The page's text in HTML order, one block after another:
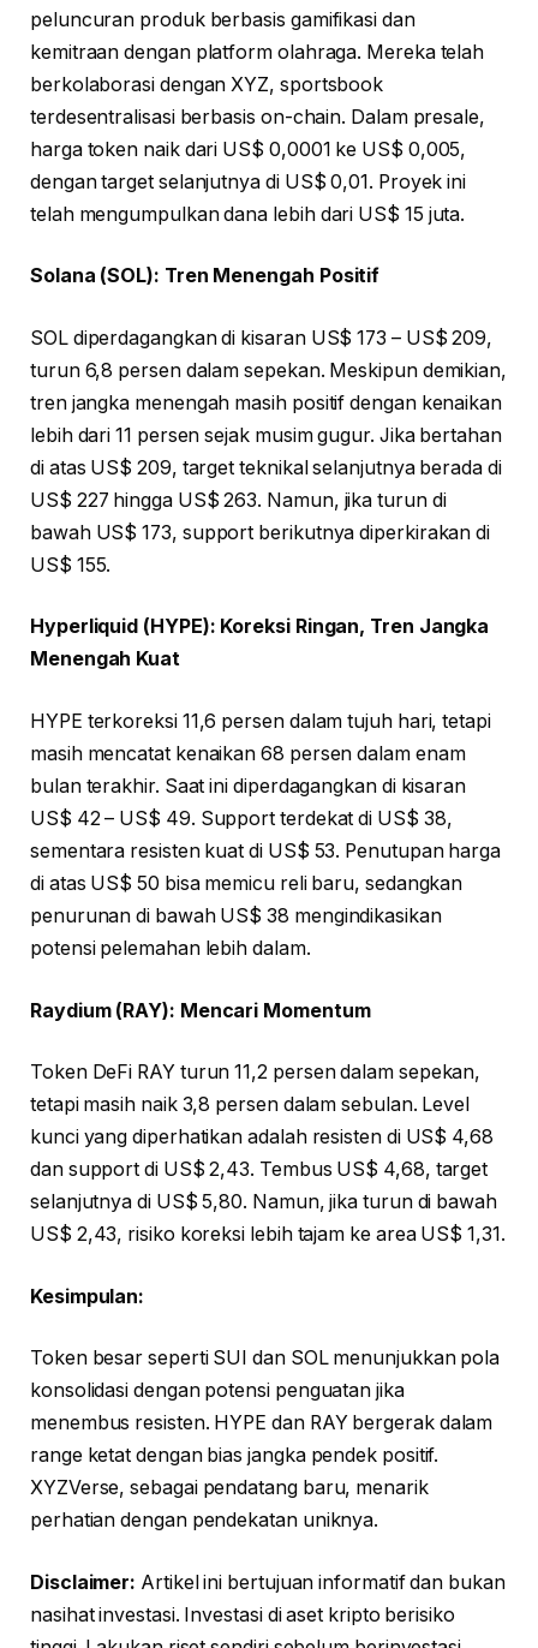
peluncuran produk berbasis gamifikasi dan
kemitraan dengan platform olahraga. Mereka telah
berkolaborasi dengan XYZ, sportsbook
terdesentralisasi berbasis on-chain. Dalam presale,
harga token naik dari US$ 0,0001 ke US$ 0,005,
dengan target selanjutnya di US$ 0,01. Proyek ini
telah mengumpulkan dana lebih dari US$ 15 juta.
Solana (SOL): Tren Menengah Positif
SOL diperdagangkan di kisaran US$ 173 – US$ 209,
turun 6,8 persen dalam sepekan. Meskipun demikian,
tren jangka menengah masih positif dengan kenaikan
lebih dari 11 persen sejak musim gugur. Jika bertahan
di atas US$ 209, target teknikal selanjutnya berada di
US$ 227 hingga US$ 263. Namun, jika turun di
bawah US$ 173, support berikutnya diperkirakan di
US$ 155.
Hyperliquid (HYPE): Koreksi Ringan, Tren Jangka
Menengah Kuat
HYPE terkoreksi 11,6 persen dalam tujuh hari, tetapi
masih mencatat kenaikan 68 persen dalam enam
bulan terakhir. Saat ini diperdagangkan di kisaran
US$ 42 – US$ 49. Support terdekat di US$ 38,
sementara resisten kuat di US$ 53. Penutupan harga
di atas US$ 50 bisa memicu reli baru, sedangkan
penurunan di bawah US$ 38 mengindikasikan
potensi pelemahan lebih dalam.
Raydium (RAY): Mencari Momentum
Token DeFi RAY turun 11,2 persen dalam sepekan,
tetapi masih naik 3,8 persen dalam sebulan. Level
kunci yang diperhatikan adalah resisten di US$ 4,68
dan support di US$ 2,43. Tembus US$ 4,68, target
selanjutnya di US$ 5,80. Namun, jika turun di bawah
US$ 2,43, risiko koreksi lebih tajam ke area US$ 1,31.
Kesimpulan:
Token besar seperti SUI dan SOL menunjukkan pola
konsolidasi dengan potensi penguatan jika
menembus resisten. HYPE dan RAY bergerak dalam
range ketat dengan bias jangka pendek positif.
XYZVerse, sebagai pendatang baru, menarik
perhatian dengan pendekatan uniknya.
Disclaimer: Artikel ini bertujuan informatif dan bukan
nasihat investasi. Investasi di aset kripto berisiko